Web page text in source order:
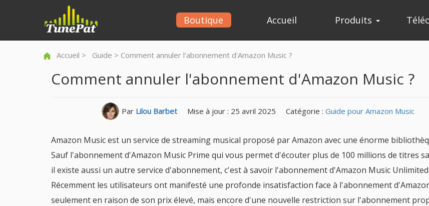
Boutique Accueil Produits
Accueil > Guide > Comment annuler l'abonnement d'Amazon Music ?
Comment annuler l'abonnement d'Amazon Music ?
Par Lilou Barbet Mise à jour : 25 avril 2025 Catégorie :Guide pour Amazon Music
Amazon Music est un service de streaming musical proposé par Amazon avec une énorme
Sauf l'abonnement d'Amazon Music Prime qui vous permet d'écouter plus de 100 millions de titres
il existe aussi un autre service d'abonnement, c'est à savoir l'abonnement d'Amazon Music Unlimited.
Récemment les utilisateurs ont manifesté une profonde insatisfaction face à l'abonnement
seulement en raison de son prix élevé, mais encore d'une nouvelle restriction sur l'abonnement